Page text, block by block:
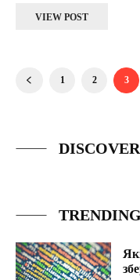
VIEW POST
1 2 3
DISCOVER
TRENDING